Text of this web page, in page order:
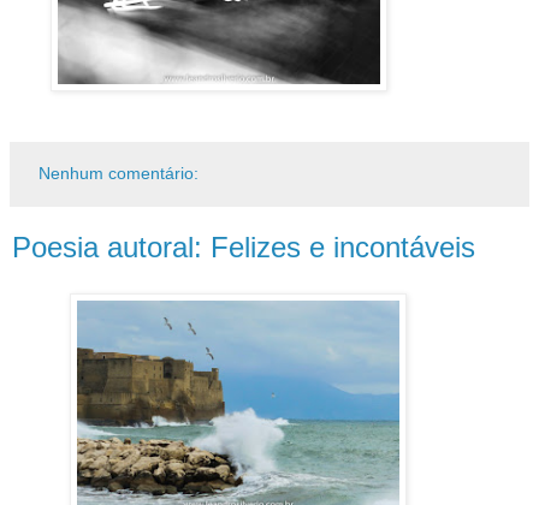
Nenhum comentário:
Poesia autoral: Felizes e incontáveis